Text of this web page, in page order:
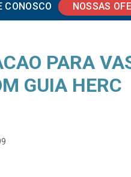
CONOSCO NOSSAS
PARA
GUIA HERC